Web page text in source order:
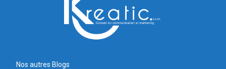
Nos autres Blogs